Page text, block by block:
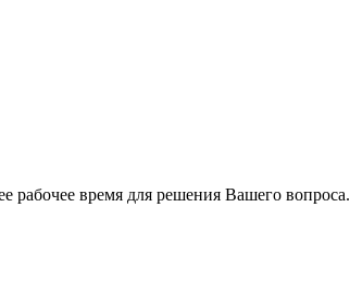
время для решения Вашего вопроса.